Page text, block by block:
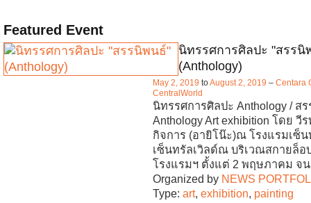
Featured Event
นิทรรศการศิลปะ "สรรนิ
(Anthology)
May 2, 2019 toAugust 2, 2019 – Centara
CentralWorld
นิทรรศการศิลปะ Anthology / ส
Anthology Art exhibition โดย วี
กิจการ (อายิโน๊ะ)ณ โรงแรมเซ็
เซ็นทรัลเวิลด์ณ บริเวณสกายล็อ
โรงแรมฯ ตั้งแต่ 2 พฤษภาคม จ
Organized by NEWS
Type: art, exhibition painting